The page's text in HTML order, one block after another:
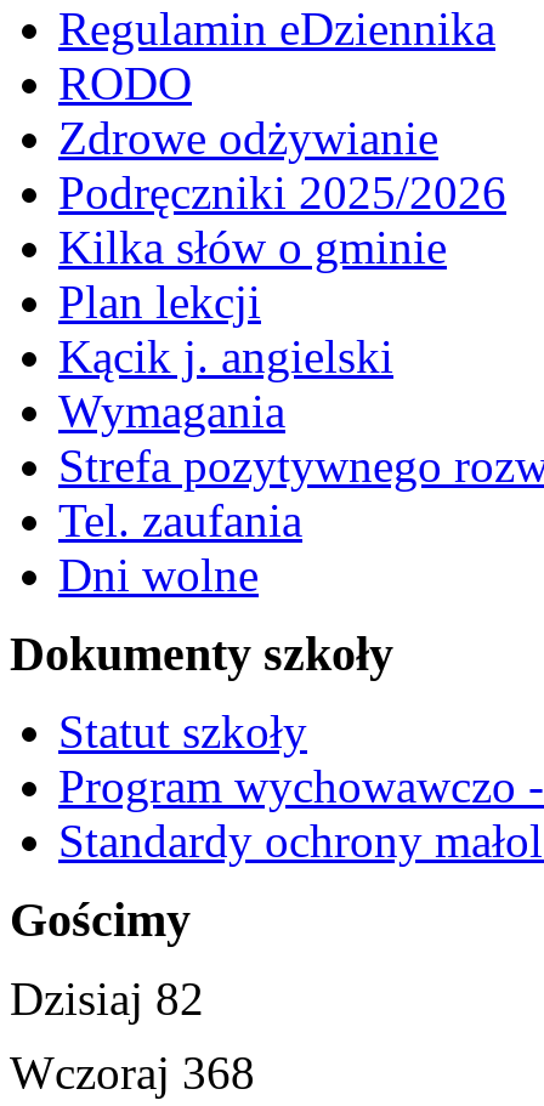
Regulamin eDziennika
RODO
Zdrowe odżywianie
Podręczniki 2025/2026
Kilka słów o gminie
Plan lekcji
Kącik j. angielski
Wymagania
Strefa pozytywnego
Tel. zaufania
Dni wolne
Dokumenty szkoły
Statut szkoły
Program wychowawczo
Standardy ochrony
Gościmy
Dzisiaj 82
Wczoraj 368